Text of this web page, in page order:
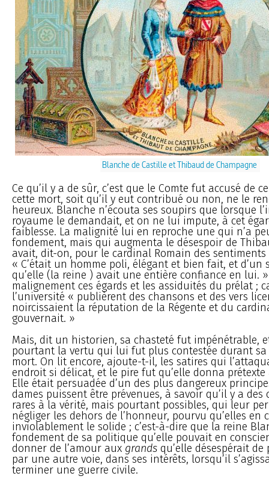
Blanche de Castille et Thibaud de Champagne
Ce qu’il y a de sûr, c’est que le Comte fut accusé de
cette mort, soit qu’il y eut contribué ou non, ne le
heureux. Blanche n’écouta ses soupirs que lorsque
royaume le demandait, et on ne lui impute, à cet
faiblesse. La malignité lui en reproche une qui n’a
fondement, mais qui augmenta le désespoir de
avait, dit-on, pour le cardinal Romain des sentiments
« C’était un homme poli, élégant et bien fait, et d’un
qu’elle (la reine ) avait une entière confiance en lui.
malignement ces égards et les assiduités du prélat ;
l’université « publièrent des chansons et des vers
noircissaient la réputation de la Régente et du
gouvernait. »
Mais, dit un historien, sa chasteté fut impénétrable,
pourtant la vertu qui lui fut plus contestée durant sa
mort. On lit encore, ajoute-t-il, les satires qui
endroit si délicat, et le pire fut qu’elle donna
Elle était persuadée d’un des plus dangereux
dames puissent être prévenues, à savoir qu’il y a des
rares à la vérité, mais pourtant possibles, qui leur
négliger les dehors de l’honneur, pourvu qu’elles en
inviolablement le solide ; c’est-à-dire que la reine
fondement de sa politique qu’elle pouvait en
donner de l’amour aux grands qu’elle désespérait
par une autre voie, dans ses intérêts, lorsqu’il
terminer une guerre civile.